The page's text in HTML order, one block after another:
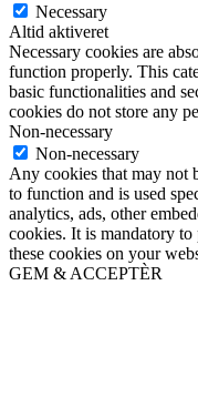
Necessary
Altid aktiveret
Necessary cookies are
function properly. This
basic functionalities and
cookies do not store any
Non-necessary
Non-necessary
Any cookies that may not
to function and is used
analytics, ads, other
cookies. It is mandatory
these cookies on your
GEM & ACCEPTÈR